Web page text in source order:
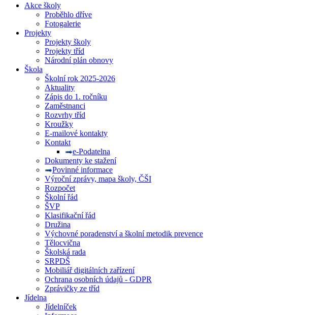
Akce školy
Proběhlo dříve
Fotogalerie
Projekty
Projekty školy
Projekty tříd
Národní plán obnovy
Škola
Školní rok 2025-2026
Aktuality
Zápis do 1. ročníku
Zaměstnanci
Rozvrhy tříd
Kroužky
E-mailové kontakty
Kontakt
e-Podatelna
Dokumenty ke stažení
Povinné informace
Výroční zprávy, mapa školy, ČŠI
Rozpočet
Školní řád
ŠVP
Klasifikační řád
Družina
Výchovné poradenství a školní metodik prevence
Tělocvična
Školská rada
SRPDŠ
Mobiliář digitálních zařízení
Ochrana osobních údajů - GDPR
Zprávičky ze tříd
Jídelna
Jídelníček